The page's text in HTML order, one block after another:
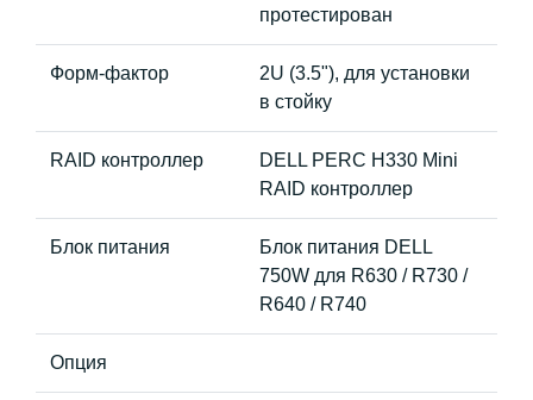
протестирован
Форм-фактор
2U (3.5"), для установки
в стойку
RAID контроллер
DELL PERC H330 Mini
RAID контроллер
Блок питания
Блок питания DELL
750W для R630 / R730 /
R640 / R740
Опция